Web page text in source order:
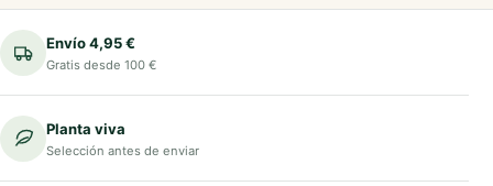
Envío 4,95 €
Gratis desde 100 €
Planta viva
Selección antes de enviar